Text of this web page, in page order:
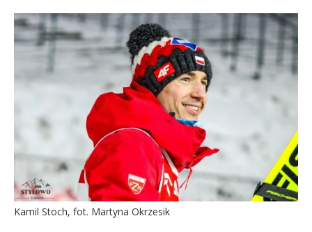
Kamil Stoch, fot. Martyna Okrzesik